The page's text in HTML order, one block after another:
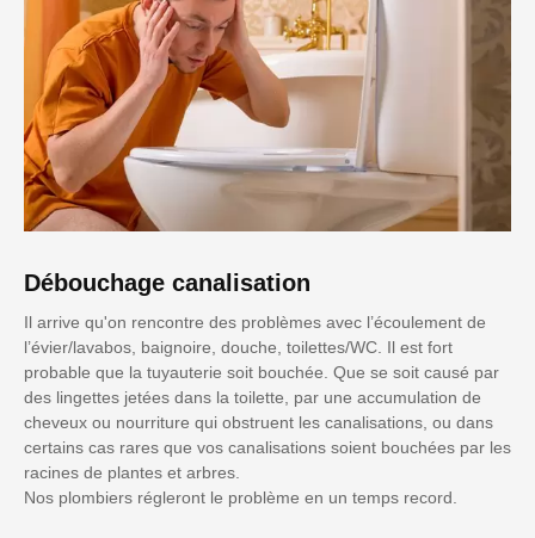
Débouchage canalisation
Il arrive qu'on rencontre des problèmes avec l’écoulement de
l’évier/lavabos, baignoire, douche, toilettes/WC. Il est fort
probable que la tuyauterie soit bouchée. Que se soit causé par
des lingettes jetées dans la toilette, par une accumulation de
cheveux ou nourriture qui obstruent les canalisations, ou dans
certains cas rares que vos canalisations soient bouchées par les
racines de plantes et arbres.
Nos plombiers régleront le problème en un temps record.